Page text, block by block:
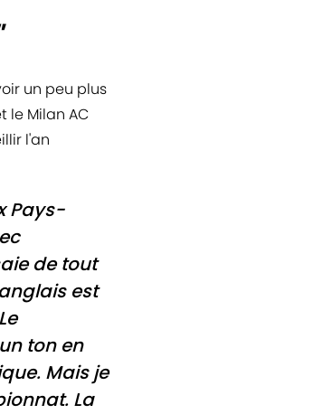
un peu plus
le Milan AC
l'an
Pays-
de tout
est
ton en
Mais je
La